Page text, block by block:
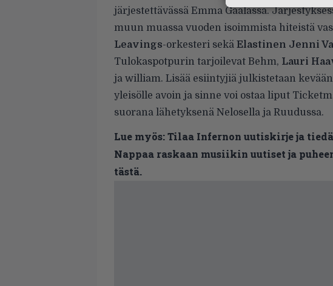
järjestettävässä Emma Gaalassa.
muun muassa vuoden isoimmista hiteistä
Leavings-orkesteri sekä Elastinen Jenni
Tulokaspotpurin tarjoilevat Behm, Lauri
ja william. Lisää esiintyjiä julkistetaan
yleisölle avoin ja sinne voi ostaa liput
suorana lähetyksenä Nelosella ja Ruudussa.
Lue myös:Tilaa Infernon uutiskirje ja
Nappaa raskaan musiikin uutiset ja
tästä.